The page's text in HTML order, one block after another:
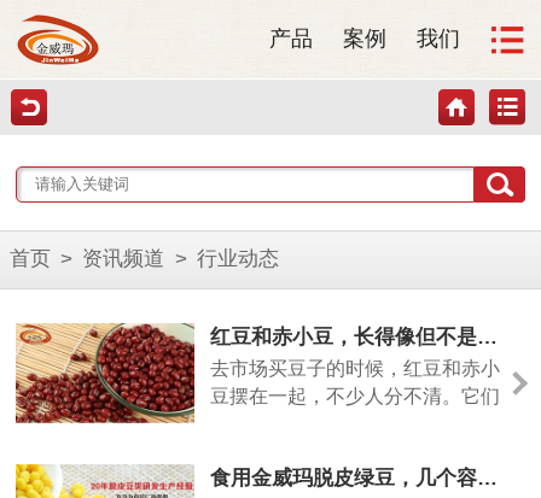
产品 案例 我们
首页 > 资讯频道 > 行业动态
红豆和赤小豆，长得像但不是一回事
去市场买豆子的时候，红豆和赤小
豆摆在一起，不少人分不清。它们
食用金威玛脱皮绿豆，几个容易忽略的小细节